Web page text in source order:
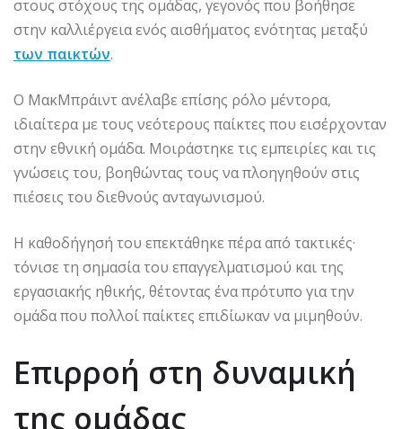
στους στόχους της ομάδας, γεγονός που βοήθησε
στην καλλιέργεια ενός αισθήματος ενότητας μεταξύ
των παικτών.
Ο ΜακΜπράιντ ανέλαβε επίσης ρόλο μέντορα,
ιδιαίτερα με τους νεότερους παίκτες που εισέρχονταν
στην εθνική ομάδα. Μοιράστηκε τις εμπειρίες και τις
γνώσεις του, βοηθώντας τους να πλοηγηθούν στις
πιέσεις του διεθνούς ανταγωνισμού.
Η καθοδήγησή του επεκτάθηκε πέρα από τακτικές·
τόνισε τη σημασία του επαγγελματισμού και της
εργασιακής ηθικής, θέτοντας ένα πρότυπο για την
ομάδα που πολλοί παίκτες επιδίωκαν να μιμηθούν.
Επιρροή στη δυναμική
της ομάδας